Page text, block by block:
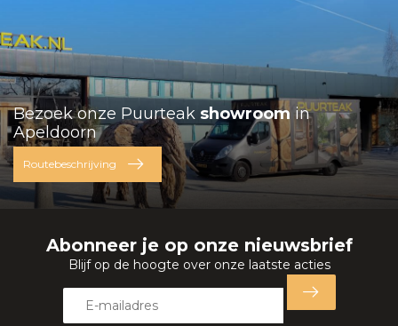
Bezoek onze Puurteak showroom in
Apeldoorn
Routebeschrijving
Abonneer je op onze nieuwsbrief
Blijf op de hoogte over onze laatste acties